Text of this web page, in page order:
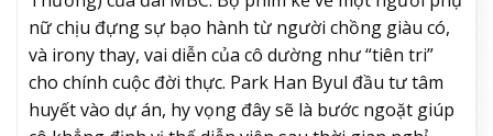
nữ chịu đựng sự bạo hành từ người chồng giàu có,
và irony thay, vai diễn của cô dường như “tiên tri”
cho chính cuộc đời thực. Park Han Byul đầu tư tâm
huyết vào dự án, hy vọng đây sẽ là bước ngoặt giúp